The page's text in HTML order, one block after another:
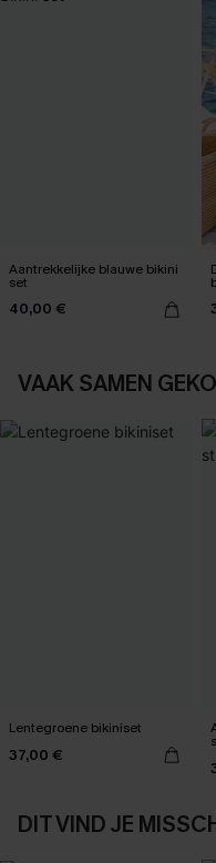
Aantrekkelijke blauwe bikini
set
40,00 €
VAAK SAMEN
Lentegroene bikiniset
37,00 €
DIT VIND JE